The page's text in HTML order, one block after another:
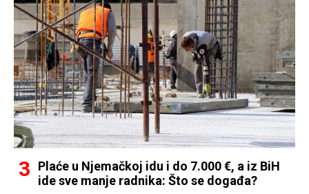
Plaće u Njemačkoj idu i do 7.000 €, a iz BiH
ide sve manje radnika: Što se događa?